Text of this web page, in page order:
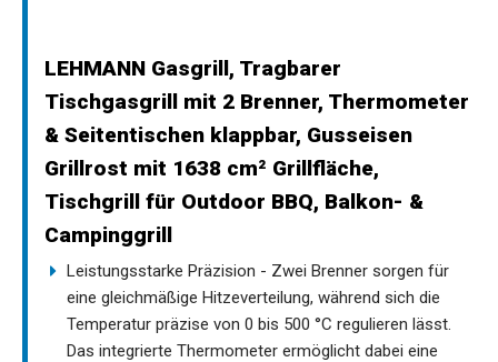
LEHMANN Gasgrill, Tragbarer
Tischgasgrill mit 2 Brenner, Thermometer
& Seitentischen klappbar, Gusseisen
Grillrost mit 1638 cm² Grillfläche,
Tischgrill für Outdoor BBQ, Balkon- &
Campinggrill
Leistungsstarke Präzision - Zwei Brenner sorgen für
eine gleichmäßige Hitzeverteilung, während sich die
Temperatur präzise von 0 bis 500 °C regulieren lässt.
Das integrierte Thermometer ermöglicht dabei eine